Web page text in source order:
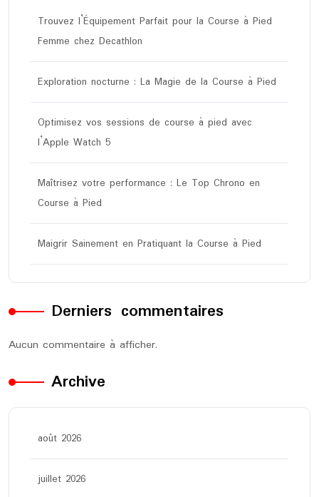
Trouvez l’Équipement Parfait pour la Course à Pied
Femme chez Decathlon
Exploration nocturne : La Magie de la Course à Pied
Optimisez vos sessions de course à pied avec
l’Apple Watch 5
Maîtrisez votre performance : Le Top Chrono en
Course à Pied
Maigrir Sainement en Pratiquant la Course à Pied
Derniers commentaires
Aucun commentaire à afficher.
Archive
août 2026
juillet 2026